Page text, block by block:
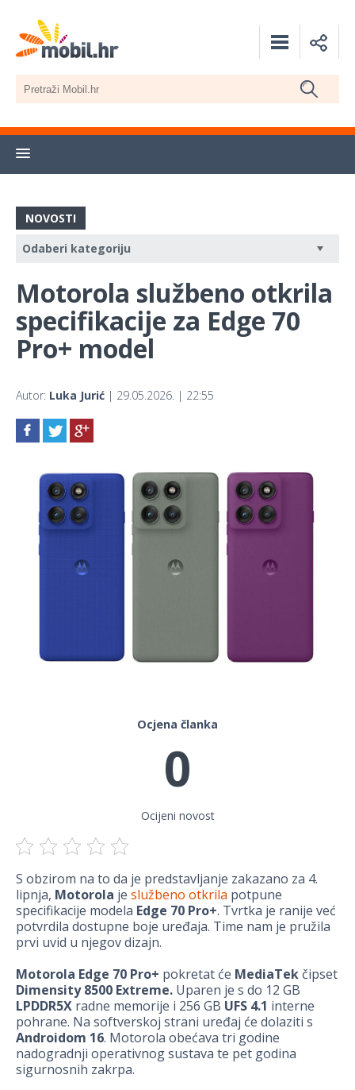
NOVOSTI
Motorola službeno otkrila
specifikacije za Edge 70
Pro+ model
Autor: Luka Jurić | 29.05.2026. | 22:55
Ocjena članka
0
Ocijeni novost
S obzirom na to da je predstavljanje zakazano za 4.
lipnja, Motorola je službeno otkrila potpune
specifikacije modela Edge 70 Pro+. Tvrtka je ranije već
potvrdila dostupne boje uređaja. Time nam je pružila
prvi uvid u njegov dizajn.
Motorola Edge 70 Pro+ pokretat će MediaTek čipset
Dimensity 8500 Extreme. Uparen je s do 12 GB
LPDDR5X radne memorije i 256 GB UFS 4.1 interne
pohrane. Na softverskoj strani uređaj će dolaziti s
Androidom 16. Motorola obećava tri godine
nadogradnji operativnog sustava te pet godina
sigurnosnih zakrpa.